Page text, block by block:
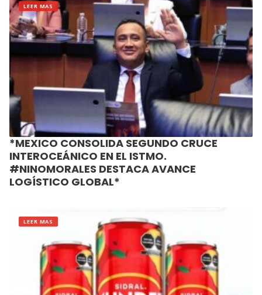
LEER MAS
*MEXICO CONSOLIDA SEGUNDO CRUCE
INTEROCEÁNICO EN EL ISTMO.
#NINOMORALES DESTACA AVANCE
LOGÍSTICO GLOBAL*
LEER MAS